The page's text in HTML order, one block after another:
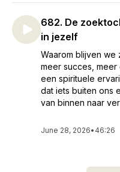
682. De
in jezelf
Waarom blijven
meer succes,
een spirituele
dat iets buiten ons
van binnen naar
June 28, 2026• 46:26